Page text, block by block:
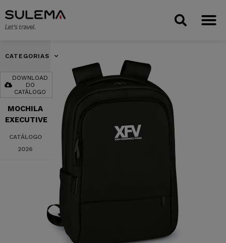
CATEGORIAS
DOWNLOAD
DO
CATÁLOGO
MOCHILA
EXECUTIVE
CATÁLOGO
2026